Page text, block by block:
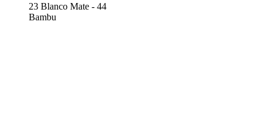
23 Blanco Mate - 44
Bambu